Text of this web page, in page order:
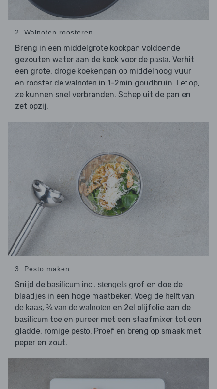
2. Walnoten roosteren
Breng in een middelgrote kookpan voldoende
gezouten water aan de kook voor de pasta. Verhit
een grote, droge koekenpan op middelhoog vuur
en rooster de walnoten in 1-2min goudbruin. Let op,
ze kunnen snel verbranden. Schep uit de pan en
zet opzij.
3. Pesto maken
Snijd de basilicum incl. stengels grof en doe de
blaadjes in een hoge maatbeker. Voeg de helft van
de kaas, ¾ van de walnoten en 2el olijfolie aan de
basilicum toe en pureer met een staafmixer tot een
gladde, romige pesto. Proef en breng op smaak met
peper en zout.